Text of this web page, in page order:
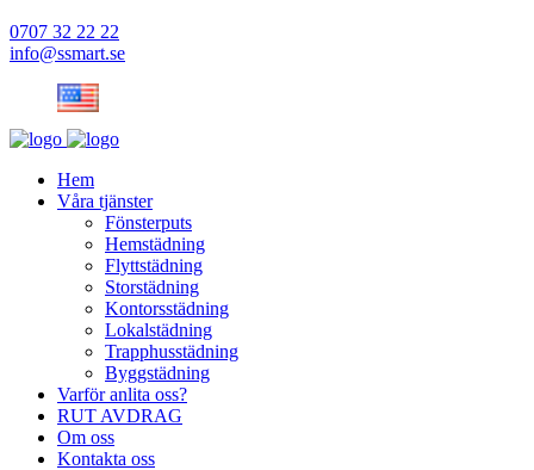
0707 32 22 22
info@ssmart.se
Hem
Våra tjänster
Fönsterputs
Hemstädning
Flyttstädning
Storstädning
Kontorsstädning
Lokalstädning
Trapphusstädning
Byggstädning
Varför anlita oss?
RUT AVDRAG
Om oss
Kontakta oss